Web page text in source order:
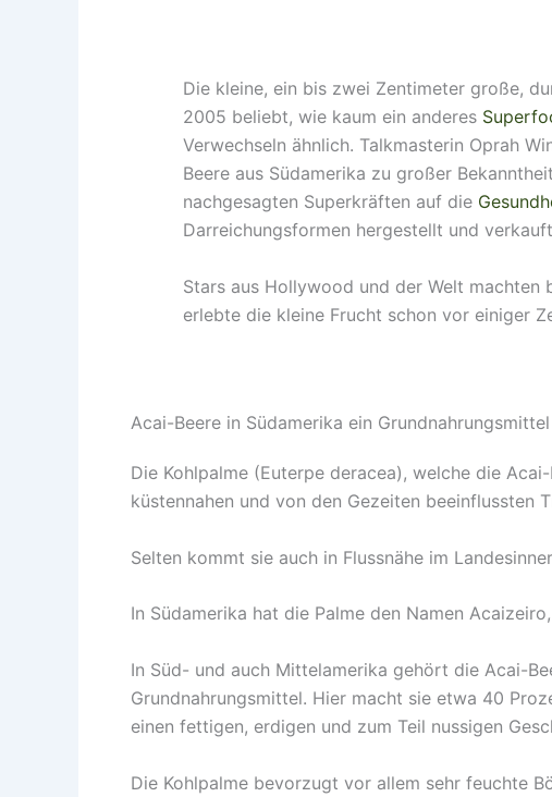
Die kleine, ein bis zwei Zentimeter große,
2005 beliebt, wie kaum ein anderes
Verwechseln ähnlich. Talkmasterin Oprah
Beere aus Südamerika zu großer
nachgesagten Superkräften auf die
Darreichungsformen hergestellt und
Stars aus Hollywood und der Welt machten
erlebte die kleine Frucht schon vor einiger
Acai-Beere in Südamerika ein Grundnahrungsmittel
Die Kohlpalme (Euterpe deracea), welche die
küstennahen und von den Gezeiten beeinflussten
Selten kommt sie auch in Flussnähe im
In Südamerika hat die Palme den Namen
In Süd- und auch Mittelamerika gehört die Acai-
Grundnahrungsmittel. Hier macht sie etwa 40
einen fettigen, erdigen und zum Teil nussigen
Die Kohlpalme bevorzugt vor allem sehr feuchte